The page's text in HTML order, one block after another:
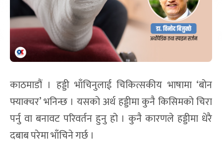
काठमाडौं । हड्डी भाँचिनुलाई चिकित्सकीय भाषामा ‘बोन
फ्याक्चर’ भनिन्छ । यसको अर्थ हड्डीमा कुनै किसिमको चिरा
पर्नु वा बनावट परिवर्तन हुनु हो । कुनै कारणले हड्डीमा धेरै
दबाब परेमा भाँचिने गर्छ ।